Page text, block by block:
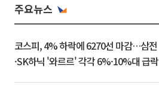
주요뉴스
코스피, 4% 하락에 6270선 마감…삼전
·SK하닉 '와르르' 각각 6%·10%대 급락